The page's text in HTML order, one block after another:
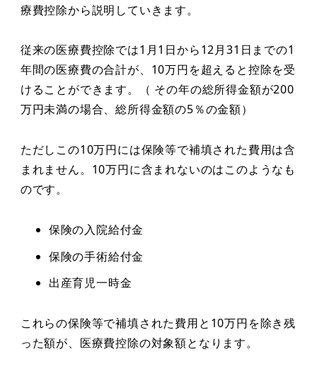
療費控除から説明していきます。
従来の医療費控除では1月1日から12月31日までの1
年間の医療費の合計が、10万円を超えると控除を受
けることができます。（ その年の総所得金額が200
万円未満の場合、総所得金額の5％の金額）
ただしこの10万円には保険等で補填された費用は含
まれません。10万円に含まれないのはこのようなも
のです。
保険の入院給付金
保険の手術給付金
出産育児一時金
これらの保険等で補填された費用と10万円を除き残
った額が、医療費控除の対象額となります。